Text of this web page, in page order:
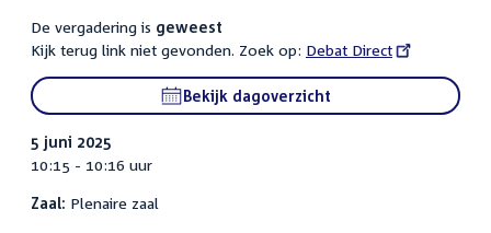
De vergadering is geweest
Kijk terug link niet gevonden. Zoek op: External
link:
Debat Direct
Bekijk dagoverzicht
5 juni 2025
10:15 - 10:16 uur
Zaal: Plenaire zaal